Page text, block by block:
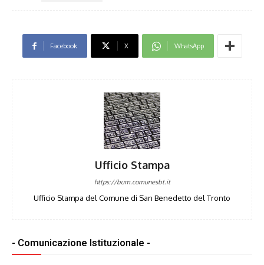
Facebook X WhatsApp
Ufficio Stampa
https://bum.comunesbt.it
Ufficio Stampa del Comune di San Benedetto del Tronto
- Comunicazione Istituzionale -